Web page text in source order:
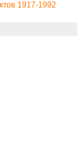
1917-1992